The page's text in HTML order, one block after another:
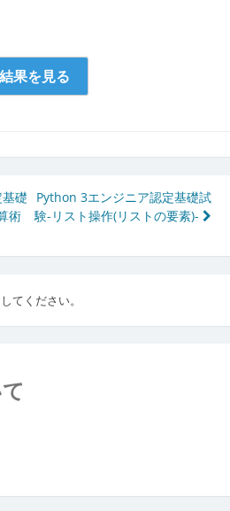
礎
術
Python 3エンジニア認定基礎試
験-リスト操作(リストの要素)-
てください。